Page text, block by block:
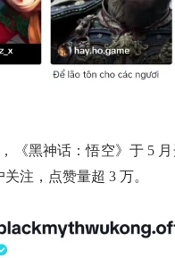
《黑神话：悟空》于 5
注，点赞量超 3 万。